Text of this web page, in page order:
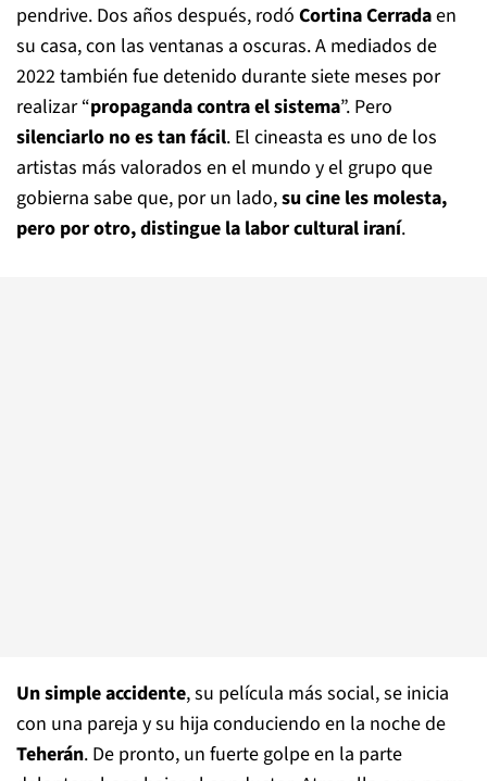
pendrive. Dos años después, rodó Cortina Cerradaen
su casa, con las ventanas a oscuras. A mediados de
2022 también fue detenido durante siete meses por
realizar “propaganda contra el sistema”. Pero
silenciarlo no es tan fácil. El cineasta es uno de los
artistas más valorados en el mundo y el grupo que
gobierna sabe que, por un lado,su cine les molesta,
pero por otro, distingue la labor cultural iraní.
Un simple accidente, su película más social, se inicia
con una pareja y su hija conduciendo en la noche de
Teherán. De pronto, un fuerte golpe en la parte